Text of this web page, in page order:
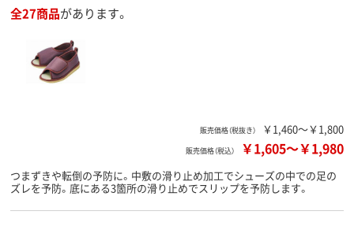
全27商品があります。
販売価格（税抜き） ￥1,460～￥1,800
販売価格（税込） ￥1,605～￥1,980
つまずきや転倒の予防に。中敷の滑り止め加工でシューズの中での足の
ズレを予防。底にある3箇所の滑り止めでスリップを予防します。